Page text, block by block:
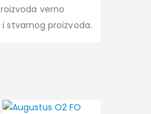
verno
stvarnog proizvoda.